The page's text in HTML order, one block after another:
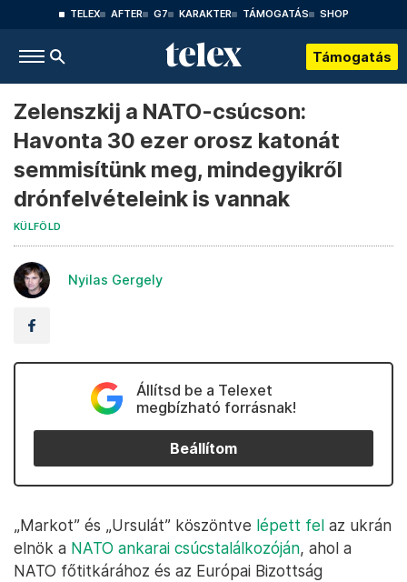
TELEX AFTER G7 KARAKTER TÁMOGATÁS SHOP
Támogatás
Zelenszkij a NATO-csúcson:
Havonta 30 ezer orosz katonát
semmisítünk meg, mindegyikről
drónfelvételeink is vannak
KÜLFÖLD
Nyilas Gergely
Állítsd be a Telexet
megbízható forrásnak!
Beállítom
„Markot” és „Ursulát” köszöntve lépett fel az ukrán
elnök a NATO ankarai csúcstalálkozóján, ahol a
NATO főtitkárához és az Európai Bizottság